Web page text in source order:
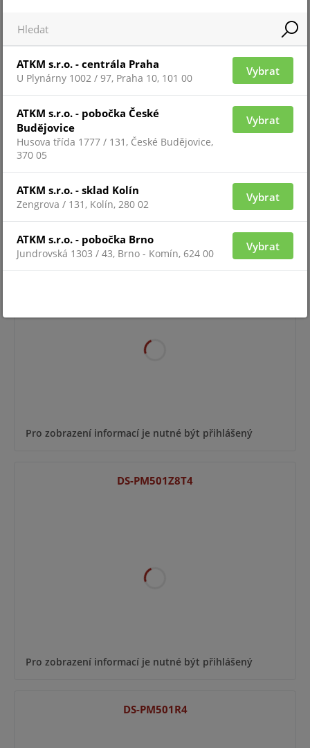
Pro zobrazení informací je nutné být přihlášený
XD-WALLBRACKET
Pro zobrazení informací je nutné být přihlášený
DS-PM501Z8T4
Pro zobrazení informací je nutné být přihlášený
DS-PM501R4
ATKM s.r.o. - centrála Praha
U Plynárny 1002 / 97, Praha 10, 101 00
Vybrat
ATKM s.r.o. - pobočka České
Budějovice
Husova třída 1777 / 131, České Budějovice,
370 05
Vybrat
ATKM s.r.o. - sklad Kolín
Zengrova / 131, Kolín, 280 02
Vybrat
ATKM s.r.o. - pobočka Brno
Jundrovská 1303 / 43, Brno - Komín, 624 00
Vybrat